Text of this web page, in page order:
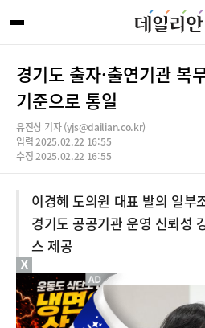
경기도 출자·출연기관 복
기준으로 통일
유진상 기자 (yjs@dailian.co.kr)
입력 2025.02.22 16:55
수정 2025.02.22 16:55
이경혜 도의원 대표 발의 일부
경기도 공공기관 운영 신뢰성
스 제공
X